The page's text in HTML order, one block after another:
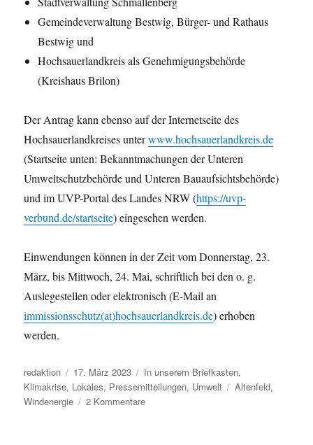
Gemeindeverwaltung Bestwig, Bürger- und Rathaus
Bestwig und
Hochsauerlandkreis als Genehmigungsbehörde
(Kreishaus Brilon)
Der Antrag kann ebenso auf der Internetseite des
Hochsauerlandkreises unterwww.hochsauerlandkreis.de
(Startseite unten: Bekanntmachungen der Unteren
Umweltschutzbehörde und Unteren Bauaufsichtsbehörde)
und im UVP-Portal des Landes NRW (https://uvp-
verbund.de/startseite) eingesehen werden.
Einwendungen können in der Zeit vom Donnerstag, 23.
März, bis Mittwoch, 24. Mai, schriftlich bei den o. g.
Auslegestellen oder elektronisch (E-Mail an
immissionsschutz(at)hochsauerlandkreis.de) erhoben
werden.
Autor
redaktion
Veröffentlicht
am
17. März 2023 Kategorien
In unserem Briefkasten,
Klimakrise, Lokales, Pressemitteilungen, Umwelt Schlagwörter
Altenfeld,
Windenergie
2 Kommentarezu